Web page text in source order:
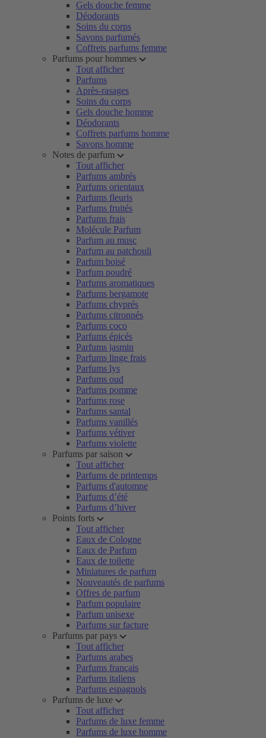
Gels douche femme
Déodorants
Soins du corps
Savons parfumés
Coffrets parfums femme
Parfums pour hommes
Tout afficher
Parfums
Après-rasages
Soins du corps
Gels douche homme
Déodorants
Coffrets parfums homme
Savons homme
Notes de parfum
Tout afficher
Parfums ambrés
Parfums orientaux
Parfums fleuris
Parfums fruités
Parfums frais
Molécule Parfum
Parfum au musc
Parfum au patchouli
Parfum boisé
Parfum poudré
Parfums aromatiques
Parfums bergamote
Parfums chyprés
Parfums citronnés
Parfums coco
Parfums épicés
Parfums jasmin
Parfums linge frais
Parfums lys
Parfums oud
Parfums pomme
Parfums rose
Parfums santal
Parfums vanillés
Parfums vétiver
Parfums violette
Parfums par saison
Tout afficher
Parfums de printemps
Parfums d'automne
Parfums d’été
Parfums d’hiver
Points forts
Tout afficher
Eaux de Cologne
Eaux de Parfum
Eaux de toilette
Miniatures de parfum
Nouveautés de parfums
Offres de parfum
Parfum populaire
Parfum unisexe
Parfums sur facture
Parfums par pays
Tout afficher
Parfums arabes
Parfums français
Parfums italiens
Parfums espagnols
Parfums de luxe
Tout afficher
Parfums de luxe femme
Parfums de luxe homme